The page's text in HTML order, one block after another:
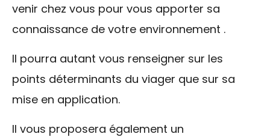
venir chez vous pour vous apporter sa
connaissance de votre environnement .
Il pourra autant vous renseigner sur les
points déterminants du viager que sur sa
mise en application.
Il vous proposera également un